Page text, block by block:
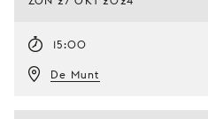
15:00
De Munt